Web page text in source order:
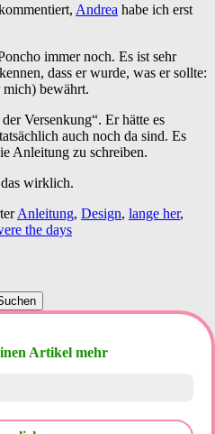
Andrea habe ich erst
immer noch. Es ist sehr
dass er wurde, was er sollte:
bewährt.
Versenkung“. Er hätte es
auch noch da sind. Es
Anleitung zu schreiben.
wirklich.
Anleitung, Design, lange her,
the days
Artikel mehr